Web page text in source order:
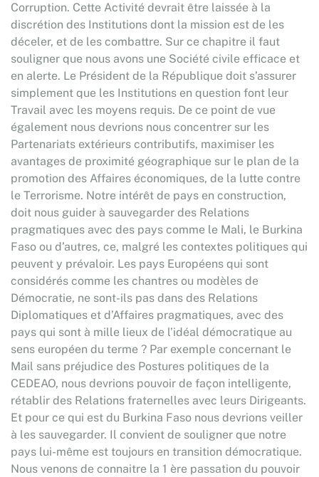
Corruption. Cette Activité devrait être laissée à la
discrétion des Institutions dont la mission est de les
déceler, et de les combattre. Sur ce chapitre il faut
souligner que nous avons une Société civile efficace et
en alerte. Le Président de la République doit s’assurer
simplement que les Institutions en question font leur
Travail avec les moyens requis. De ce point de vue
également nous devrions nous concentrer sur les
Partenariats extérieurs contributifs, maximiser les
avantages de proximité géographique sur le plan de la
promotion des Affaires économiques, de la lutte contre
le Terrorisme. Notre intérêt de pays en construction,
doit nous guider à sauvegarder des Relations
pragmatiques avec des pays comme le Mali, le Burkina
Faso ou d’autres, ce, malgré les contextes politiques qui
peuvent y prévaloir. Les pays Européens qui sont
considérés comme les chantres ou modèles de
Démocratie, ne sont-ils pas dans des Relations
Diplomatiques et d’Affaires pragmatiques, avec des
pays qui sont à mille lieux de l’idéal démocratique au
sens européen du terme ? Par exemple concernant le
Mail sans préjudice des Postures politiques de la
CEDEAO, nous devrions pouvoir de façon intelligente,
rétablir des Relations fraternelles avec leurs Dirigeants.
Et pour ce qui est du Burkina Faso nous devrions veiller
à les sauvegarder. Il convient de souligner que notre
pays lui-même est toujours en transition démocratique.
Nous venons de connaitre la 1 ère passation du pouvoir